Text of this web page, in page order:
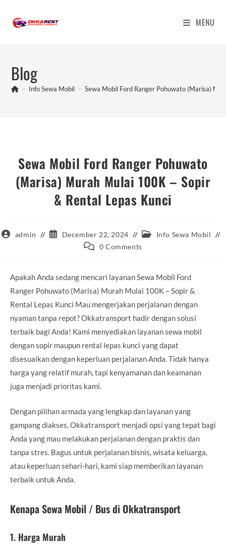
content
MENU
Blog
> Info Sewa Mobil > Sewa Mobil Ford Ranger Pohuwato (Marisa)
Sewa Mobil Ford Ranger Pohuwato
(Marisa) Murah Mulai 100K – Sopir
& Rental Lepas Kunci
Postadmin
Post
published:
December 22, 2024
Post Info Sewa Mobil
Post 0 Comments
Apakah Anda sedang mencari layanan Sewa Mobil Ford
Ranger Pohuwato (Marisa) Murah Mulai 100K – Sopir &
Rental Lepas Kunci Mau mengerjakan perjalanan dengan
nyaman tanpa repot? Okkatransport hadir dengan solusi
terbaik bagi Anda! Kami menyediakan layanan sewa mobil
dengan sopir maupun rental lepas kunci yang dapat
disesuaikan dengan keperluan perjalanan Anda. Tidak hanya
harga yang relatif murah, tapi kenyamanan dan keamanan
juga menjadi prioritas kami.
Dengan pilihan armada yang lengkap dan layanan yang
gampang diakses, Okkatransport menjadi opsi yang tepat bagi
Anda yang mau melakukan perjalanan dengan praktis dan
tanpa stres. Bagus untuk perjalanan bisnis, wisata keluarga,
atau keperluan sehari-hari, kami siap memberikan layanan
terbaik untuk Anda.
Kenapa Sewa Mobil / Bus di Okkatransport
1. Harga Murah